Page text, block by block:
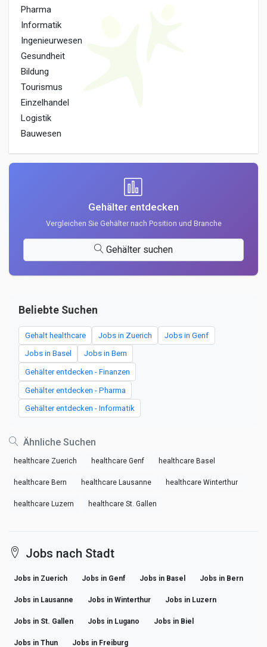
Pharma
Informatik
Ingenieurwesen
Gesundheit
Bildung
Tourismus
Einzelhandel
Logistik
Bauwesen
Gehälter entdecken
Vergleichen Sie Gehälter nach Position und Branche
Gehälter suchen
Beliebte Suchen
Gehalt healthcare Jobs in Zuerich Jobs in Genf
Jobs in Basel Jobs in Bern
Gehälter entdecken - Finanzen
Gehälter entdecken - Pharma
Gehälter entdecken - Informatik
Ähnliche Suchen
healthcare Zuerich healthcare Genf healthcare Basel
healthcare Bern healthcare Lausanne healthcare Winterthur
healthcare Luzern healthcare St. Gallen
Jobs nach Stadt
Jobs in Zuerich Jobs in Genf Jobs in Basel Jobs in Bern
Jobs in Lausanne Jobs in Winterthur Jobs in Luzern
Jobs in St. Gallen Jobs in Lugano Jobs in Biel
Jobs in Thun Jobs in Freiburg